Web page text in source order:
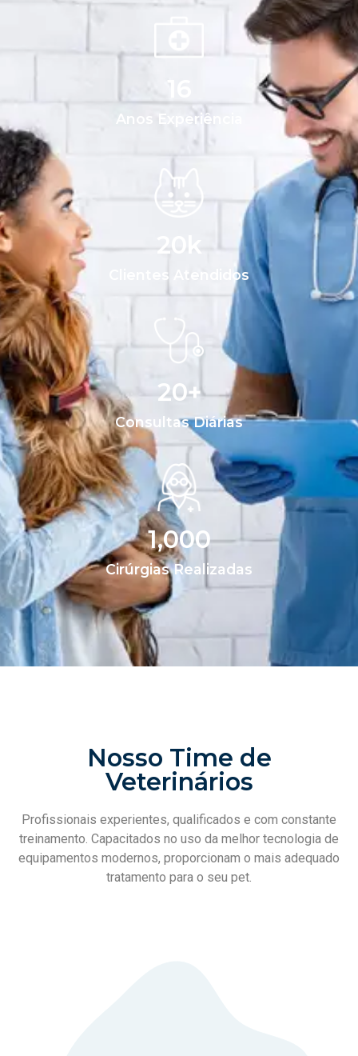
Anos Experiência
16
Clientes Atendidos
20 k
Consultas Diárias
20+
Cirúrgias Realizadas
1,000
Nosso Time de
Veterinários
Profissionais experientes, qualificados e com constante
treinamento. Capacitados no uso da melhor tecnologia de
equipamentos modernos, proporcionam o mais adequado
tratamento para o seu pet.